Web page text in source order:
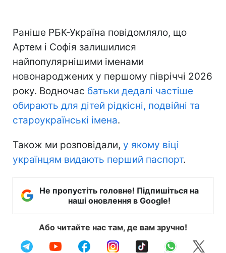
Раніше РБК-Україна повідомляло, що
Артем і Софія залишилися
найпопулярнішими іменами
новонароджених у першому півріччі 2026
року. Водночас батьки дедалі частіше
обирають для дітей рідкісні, подвійні та
староукраїнські імена.
Також ми розповідали, у якому віці
українцям видають перший паспорт.
Не пропустіть головне! Підпишіться на
наші оновлення в Google!
Або читайте нас там, де вам зручно!